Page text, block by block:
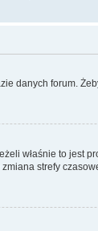
danych forum.
właśnie to
strefy